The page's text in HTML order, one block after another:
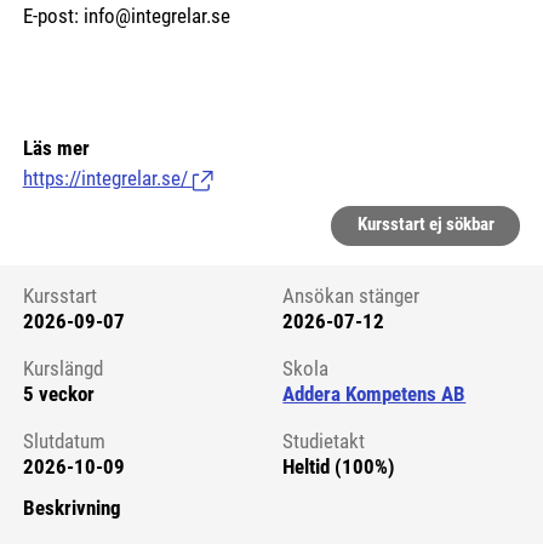
E-post: info@integrelar.se
Läs mer
https://integrelar.se/ (Länk till extern sida.)
Kursstart ej sökbar
Kursstart 6143046
Kursstart
2026-09-07
Ansökan stänger
2026-07-12
Kurslängd
5 veckor
Skola
Addera Kompetens AB
Slutdatum
2026-10-09
Studietakt
Heltid (100%)
Beskrivning